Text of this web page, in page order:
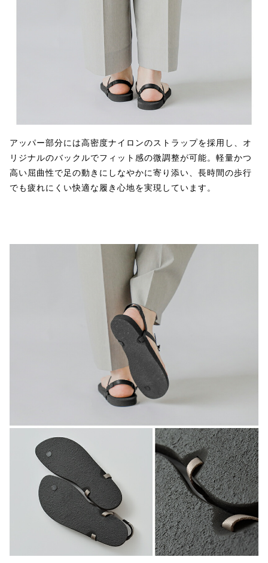
アッパー部分には高密度ナイロンのストラップを採用し、オ
リジナルのバックルでフィット感の微調整が可能。軽量かつ
高い屈曲性で足の動きにしなやかに寄り添い、長時間の歩行
でも疲れにくい快適な履き心地を実現しています。